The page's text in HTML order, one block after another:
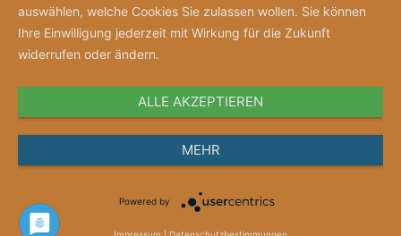
auswählen, welche Cookies Sie zulassen wollen. Sie können
Ihre Einwilligung jederzeit mit Wirkung für die Zukunft
widerrufen oder ändern.
ALLE AKZEPTIEREN
MEHR
Powered by